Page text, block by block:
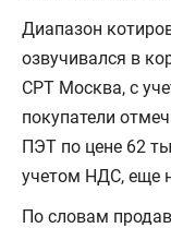
Диапазон
озвучивался в
СРТ Москва, с
покупатели
ПЭТ по цене 62
учетом НДС, еще
По словам